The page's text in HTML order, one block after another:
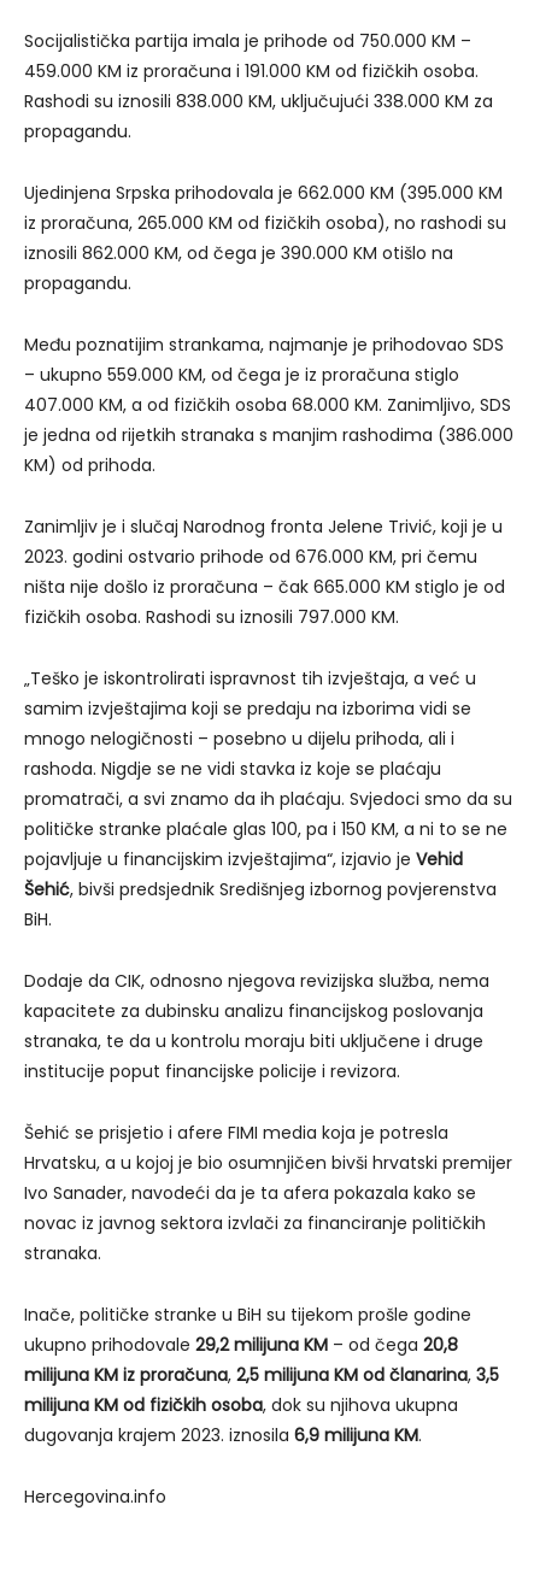
Socijalistička partija imala je prihode od 750.000 KM –
459.000 KM iz proračuna i 191.000 KM od fizičkih osoba.
Rashodi su iznosili 838.000 KM, uključujući 338.000 KM za
propagandu.
Ujedinjena Srpska prihodovala je 662.000 KM (395.000 KM
iz proračuna, 265.000 KM od fizičkih osoba), no rashodi su
iznosili 862.000 KM, od čega je 390.000 KM otišlo na
propagandu.
Među poznatijim strankama, najmanje je prihodovao SDS
– ukupno 559.000 KM, od čega je iz proračuna stiglo
407.000 KM, a od fizičkih osoba 68.000 KM. Zanimljivo, SDS
je jedna od rijetkih stranaka s manjim rashodima (386.000
KM) od prihoda.
Zanimljiv je i slučaj Narodnog fronta Jelene Trivić, koji je u
2023. godini ostvario prihode od 676.000 KM, pri čemu
ništa nije došlo iz proračuna – čak 665.000 KM stiglo je od
fizičkih osoba. Rashodi su iznosili 797.000 KM.
„Teško je iskontrolirati ispravnost tih izvještaja, a već u
samim izvještajima koji se predaju na izborima vidi se
mnogo nelogičnosti – posebno u dijelu prihoda, ali i
rashoda. Nigdje se ne vidi stavka iz koje se plaćaju
promatrači, a svi znamo da ih plaćaju. Svjedoci smo da su
političke stranke plaćale glas 100, pa i 150 KM, a ni to se ne
pojavljuje u financijskim izvještajima“, izjavio je Vehid
Šehić, bivši predsjednik Središnjeg izbornog povjerenstva
BiH.
Dodaje da CIK, odnosno njegova revizijska služba, nema
kapacitete za dubinsku analizu financijskog poslovanja
stranaka, te da u kontrolu moraju biti uključene i druge
institucije poput financijske policije i revizora.
Šehić se prisjetio i afere FIMI media koja je potresla
Hrvatsku, a u kojoj je bio osumnjičen bivši hrvatski premijer
Ivo Sanader, navodeći da je ta afera pokazala kako se
novac iz javnog sektora izvlači za financiranje političkih
stranaka.
Inače, političke stranke u BiH su tijekom prošle godine
ukupno prihodovale 29,2 milijuna KM – od čega 20,8
milijuna KM iz proračuna, 2,5 milijuna KM od članarina, 3,5
milijuna KM od fizičkih osoba, dok su njihova ukupna
dugovanja krajem 2023. iznosila 6,9 milijuna KM.
Hercegovina.info